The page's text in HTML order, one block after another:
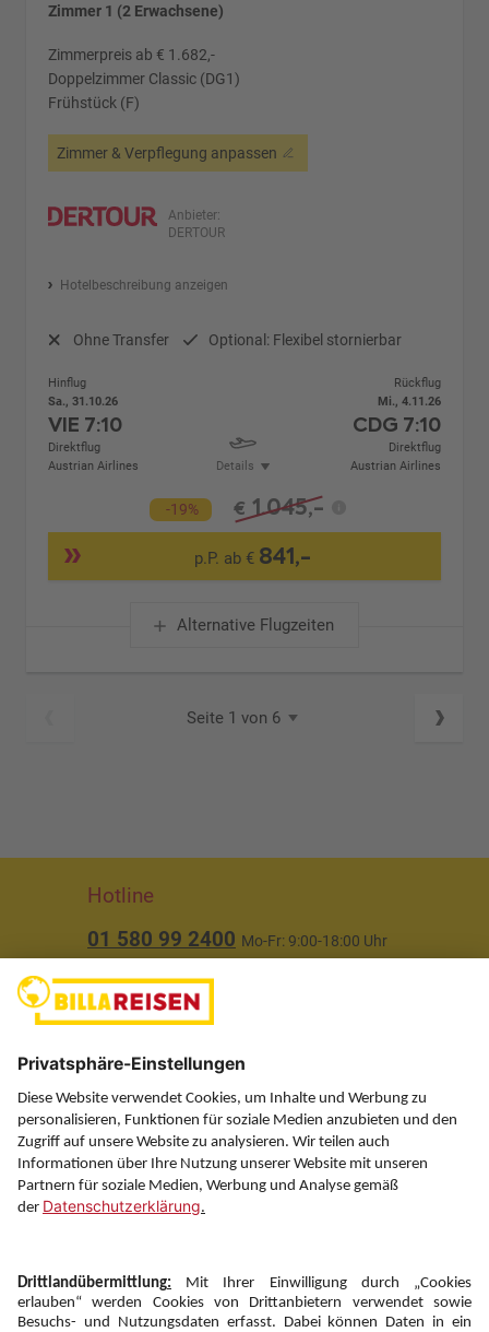
Zimmer 1 (2 Erwachsene)
Zimmerpreis ab € 1.682,-
Doppelzimmer Classic (DG1)
Frühstück (F)
Zimmer & Verpflegung anpassen
Anbieter:
DERTOUR
Hotelbeschreibung anzeigen
Ohne Transfer Optional: Flexibel stornierbar
Hinflug
Sa., 31.10.26
VIE 7:10
Direktflug
Austrian Airlines
Details
Rückflug
Mi., 4.11.26
CDG 7:10
Direktflug
Austrian Airlines
-19% € 1.045,-
p.P. ab € 841,-
Alternative Flugzeiten
Seite 1 von 6
Hotline
01 580 99 2400 Mo-Fr: 9:00-18:00 Uhr
Über uns
Service
Information
Folgen Sie uns auf
Newsletter: